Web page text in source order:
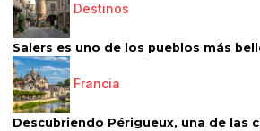
Destinos
Salers es uno de los pueblos más
Francia
Descubriendo Périgueux, una de las